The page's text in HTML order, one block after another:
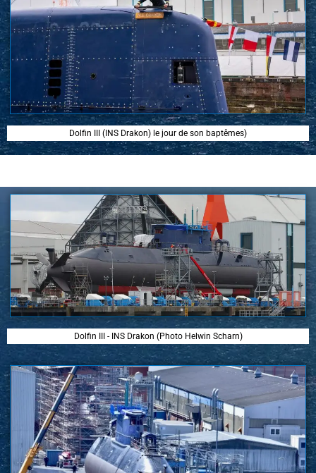
Dolfin III (INS Drakon) le jour de son baptêmes)
Dolfin III - INS Drakon (Photo Helwin Scharn)